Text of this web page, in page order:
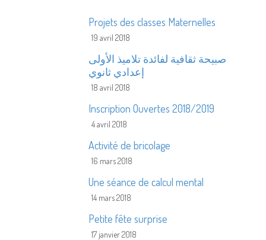
Projets des classes Maternelles
19 avril 2018
صبيحة ثقافية لفائدة تلاميذ الأولى
إعدادي ثانوي
18 avril 2018
Inscription Ouvertes 2018/2019
4 avril 2018
Activité de bricolage
16 mars 2018
Une séance de calcul mental
14 mars 2018
Petite fête surprise
17 janvier 2018